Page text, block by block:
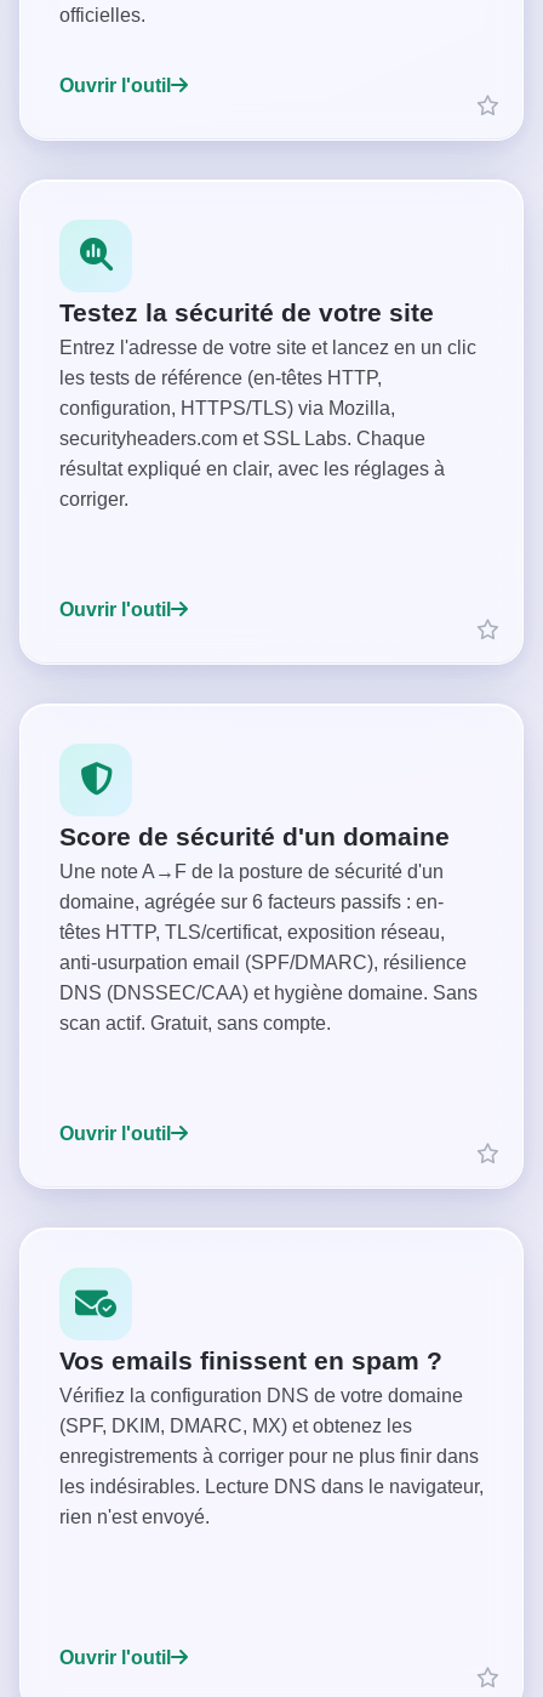
officielles.
Ouvrir l'outil
Testez la sécurité de votre site
Entrez l'adresse de votre site et lancez en un clic
les tests de référence (en-têtes HTTP,
configuration, HTTPS/TLS) via Mozilla,
securityheaders.com et SSL Labs. Chaque
résultat expliqué en clair, avec les réglages à
corriger.
Ouvrir l'outil
Score de sécurité d'un domaine
Une note A→F de la posture de sécurité d'un
domaine, agrégée sur 6 facteurs passifs : en-
têtes HTTP, TLS/certificat, exposition réseau,
anti-usurpation email (SPF/DMARC), résilience
DNS (DNSSEC/CAA) et hygiène domaine. Sans
scan actif. Gratuit, sans compte.
Ouvrir l'outil
Vos emails finissent en spam ?
Vérifiez la configuration DNS de votre domaine
(SPF, DKIM, DMARC, MX) et obtenez les
enregistrements à corriger pour ne plus finir dans
les indésirables. Lecture DNS dans le navigateur,
rien n'est envoyé.
Ouvrir l'outil